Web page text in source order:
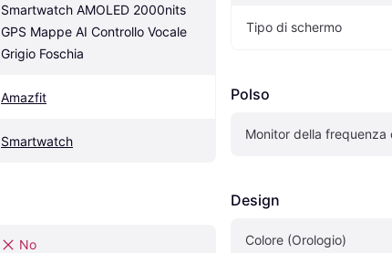
Smartwatch AMOLED 2000nits
GPS Mappe AI Controllo Vocale
Grigio Foschia
Amazfit
Smartwatch
No
Tipo di schermo
Polso
Monitor della frequenza
Design
Colore (Orologio)